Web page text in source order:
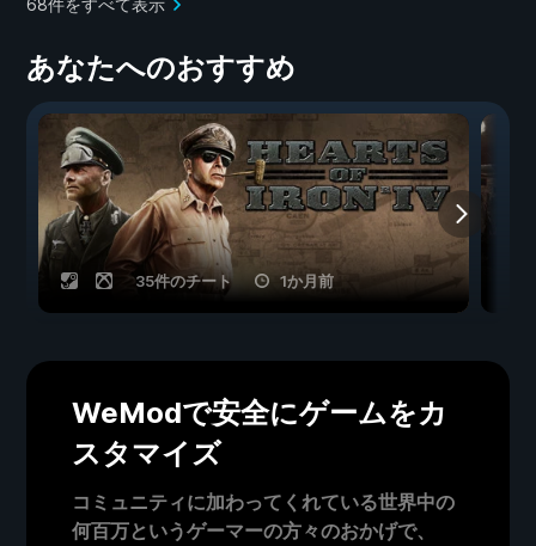
68件をすべて表示
あなたへのおすすめ
35件のチート 1か月前
WeModで安全にゲームをカ
スタマイズ
コミュニティに加わってくれている世界中の
何百万というゲーマーの方々のおかげで、